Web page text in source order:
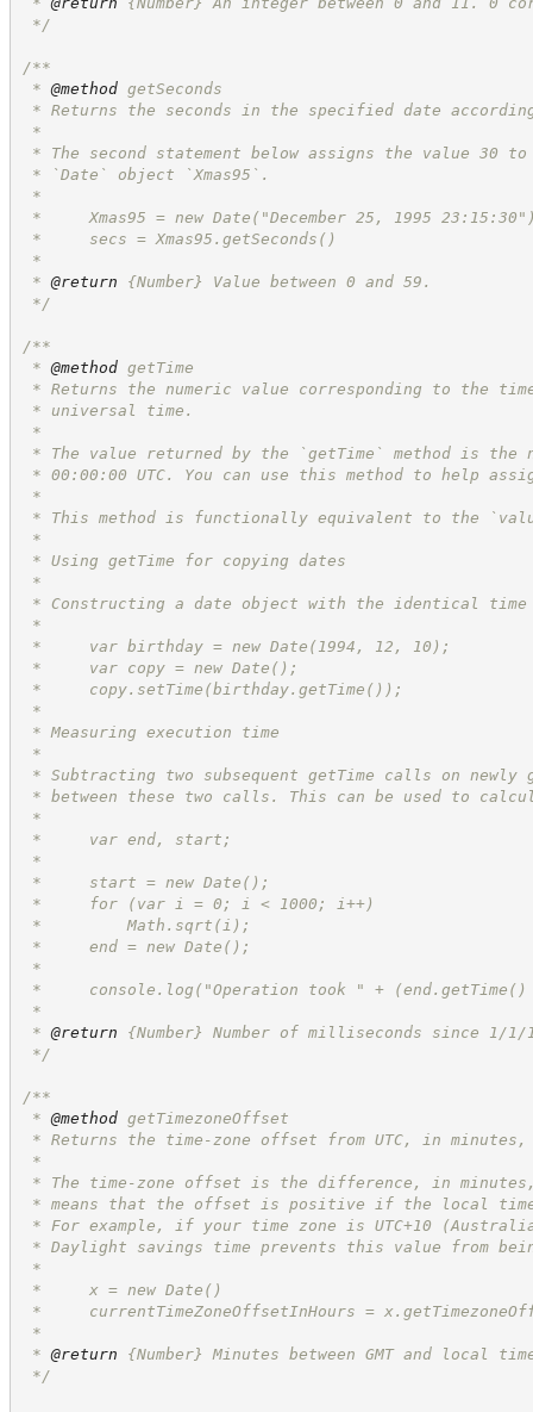
*/
/**
* @method getSeconds
* Returns the seconds in the specified date
*
* The second statement below assigns the value 30
* `Date` object `Xmas95`.
*
*     Xmas95 = new Date("December 25, 1995
*     secs = Xmas95.getSeconds()
*
* @return {Number}
Value between 0 and 59.
*/
/**
* @method getTime
* Returns the numeric value corresponding to the
* universal time.
*
* The value returned by the `getTime` method is the
* 00:00:00 UTC. You can use this method to help
*
* This method is functionally equivalent to the
*
* Using getTime for copying dates
*
* Constructing a date object with the identical time
*
*     var birthday = new Date(1994, 12, 10);
*     var copy = new Date();
*     copy.setTime(birthday.getTime());
*
* Measuring execution time
*
* Subtracting two subsequent getTime calls on newly
* between these two calls. This can be used to
*
*     var end, start;
*
*     start = new Date();
*     for (var i = 0; i < 1000; i++)
*         Math.sqrt(i);
*     end = new Date();
*
*     console.log("Operation took " +
*
* @return {Number}
Number of milliseconds since 1/1/
*/
/**
* @method getTimezoneOffset
* Returns the time-zone offset from UTC, in
*
* The time-zone offset is the difference, in minutes,
* means that the offset is positive if the local
* For example, if your time zone is UTC+10
* Daylight savings time prevents this value from
*
*     x = new Date()
*     currentTimeZoneOffsetInHours =
*
* @return {Number}
Minutes between GMT and local
*/